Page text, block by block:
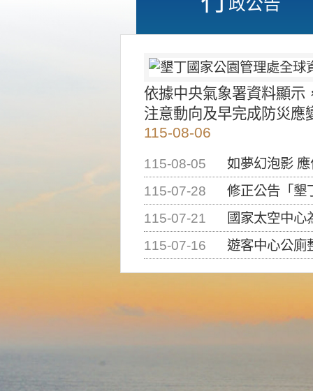
依據中央氣象署資料顯示
注意動向及早完成防災應
115-08-06
115-08-05
如夢幻泡影
115-07-28
修正公告「墾丁國家公
115-07-21
國家太空中心為辦理
115-07-16
遊客中心公廁